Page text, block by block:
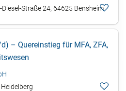
Diesel-Straße 24, 64625 Bensheim
– Quereinstieg für MFA, ZFA,